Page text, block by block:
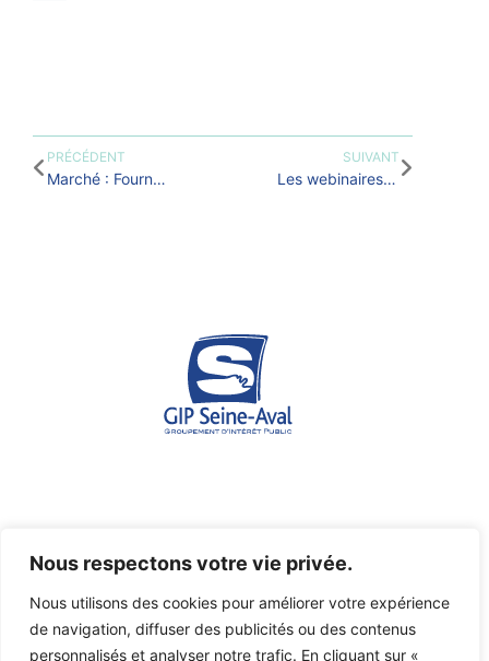
Nous respectons votre vie privée.
Nous utilisons des cookies pour améliorer votre expérience
de navigation, diffuser des publicités ou des contenus
personnalisés et analyser notre trafic. En cliquant sur «
PRÉCÉDENT
Marché : Fourniture de matériel pour le réseau de mesure SYNAPSES
SUIVANT
Les webinaires de l’estuaire : 9ème épisode
Espace des marégraphes - Quai de Boisguilbert - 76176
ROUEN Cedex 1
07 45 03 46 36
gipsa@seine-aval.fr